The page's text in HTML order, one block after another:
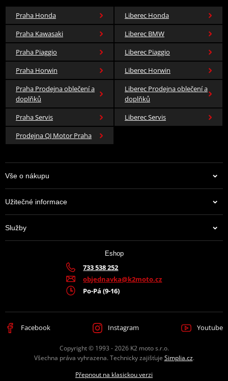
Praha Honda
Liberec Honda
Praha Kawasaki
Liberec BMW
Praha Piaggio
Liberec Piaggio
Praha Horwin
Liberec Horwin
Praha Prodejna oblečení a
doplňků
Liberec Prodejna oblečení a
doplňků
Praha Servis
Liberec Servis
Prodejna QJ Motor Praha
Vše o nákupu
Užitečné informace
Služby
Eshop
733 538 252
objednavka@k2moto.cz
Po-Pá (9-16)
Facebook Instagram Youtube
Copyright © 1993 - 2026 K2 moto s.r.o.
Všechna práva vyhrazena. Technicky zajišťuje Simplia.cz.
Přepnout na klasickou verzi